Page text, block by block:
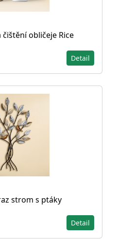
obličeje Rice
Detail
strom s ptáky
Detail